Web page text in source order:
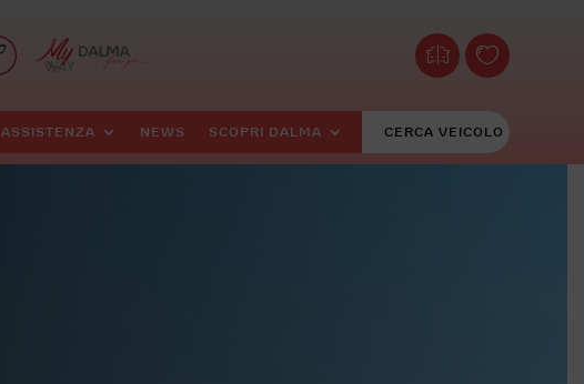
ASSISTENZA NEWS SCOPRI DALMA CERCA VEICOLO